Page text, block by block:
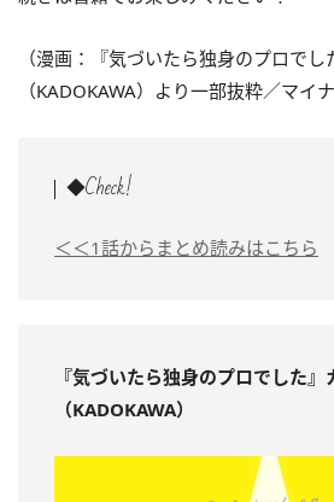
（漫画：『気づいたら独身のプロで
（KADOKAWA）より一部抜粋／マイ
◆Check!
＜＜1話からまとめ読みはこちら
『気づいたら独身のプロでした
（KADOKAWA）